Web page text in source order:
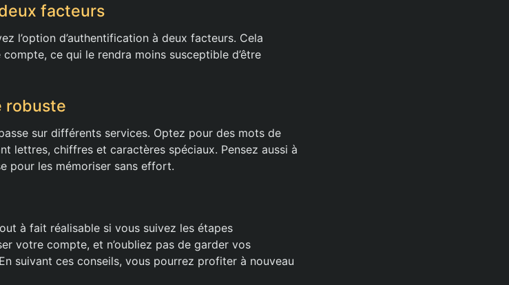
facteurs
l’option d’authentification à deux facteurs. Cela
ce qui le rendra moins susceptible d’être
robuste
sur différents services. Optez pour des mots de
lettres, chiffres et caractères spéciaux. Pensez aussi à
pour les mémoriser sans effort.
à fait réalisable si vous suivez les étapes
votre compte, et n’oubliez pas de garder vos
suivant ces conseils, vous pourrez profiter à nouveau